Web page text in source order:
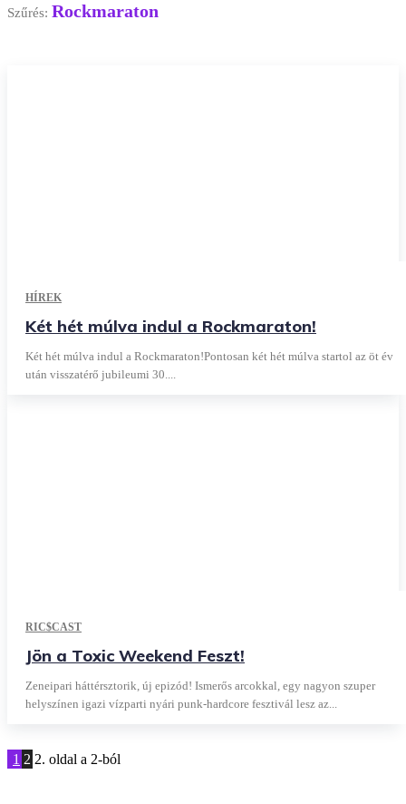
Szűrés: Rockmaraton
HÍREK
Két hét múlva indul a Rockmaraton!
Két hét múlva indul a Rockmaraton!Pontosan két hét múlva startol az öt év
után visszatérő jubileumi 30....
RIC$CAST
Jön a Toxic Weekend Feszt!
Zeneipari háttérsztorik, új epizód! Ismerős arcokkal, egy nagyon szuper
helyszínen igazi vízparti nyári punk-hardcore fesztivál lesz az...
1 2 2. oldal a 2-ból